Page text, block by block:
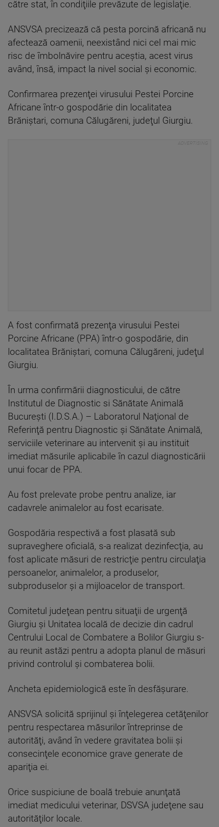
către stat, în condiţiile prevăzute de legislaţie.
ANSVSA precizează că pesta porcină africană nu
afectează oamenii, neexistând nici cel mai mic
risc de îmbolnăvire pentru aceştia, acest virus
având, însă, impact la nivel social şi economic.
Confirmarea prezenţei virusului Pestei Porcine
Africane într-o gospodărie din localitatea
Brăniştari, comuna Călugăreni, judeţul Giurgiu.
A fost confirmată prezenţa virusului Pestei
Porcine Africane (PPA) într-o gospodărie, din
localitatea Brăniştari, comuna Călugăreni, judeţul
Giurgiu.
În urma confirmării diagnosticului, de către
Institutul de Diagnostic si Sănătate Animală
Bucureşti (I.D.S.A.) – Laboratorul Naţional de
Referinţă pentru Diagnostic şi Sănătate Animală,
serviciile veterinare au intervenit şi au instituit
imediat măsurile aplicabile în cazul diagnosticării
unui focar de PPA.
Au fost prelevate probe pentru analize, iar
cadavrele animalelor au fost ecarisate.
Gospodăria respectivă a fost plasată sub
supraveghere oficială, s-a realizat dezinfecţia, au
fost aplicate măsuri de restricţie pentru circulaţia
persoanelor, animalelor, a produselor,
subproduselor şi a mijloacelor de transport.
Comitetul judeţean pentru situaţii de urgenţă
Giurgiu şi Unitatea locală de decizie din cadrul
Centrului Local de Combatere a Bolilor Giurgiu s-
au reunit astăzi pentru a adopta planul de măsuri
privind controlul şi combaterea bolii.
Ancheta epidemiologică este în desfăşurare.
ANSVSA solicită sprijinul şi înţelegerea cetăţenilor
pentru respectarea măsurilor întreprinse de
autorităţi, având în vedere gravitatea bolii şi
consecinţele economice grave generate de
apariţia ei.
Orice suspiciune de boală trebuie anunţată
imediat medicului veterinar, DSVSA judeţene sau
autorităţilor locale.